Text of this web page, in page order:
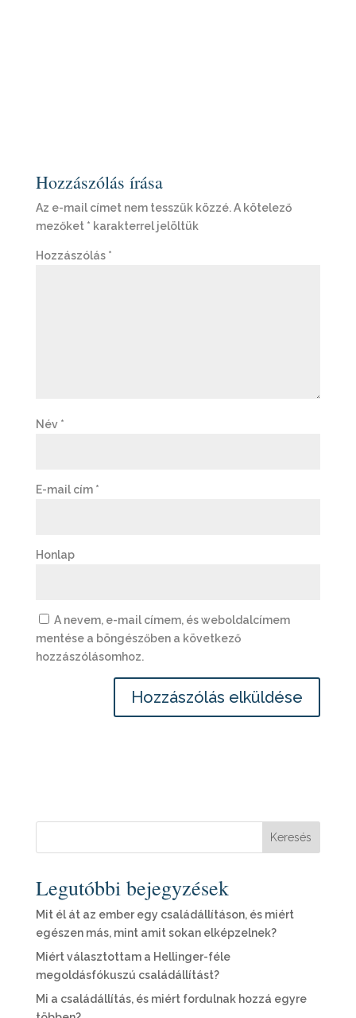
Hozzászólás írása
Az e-mail címet nem tesszük közzé. A kötelező
mezőket * karakterrel jelöltük
Hozzászólás *
Név *
E-mail cím *
Honlap
A nevem, e-mail címem, és weboldalcímem
mentése a böngészőben a következő
hozzászólásomhoz.
Keresés
Legutóbbi bejegyzések
Mit él át az ember egy családállításon, és miért
egészen más, mint amit sokan elképzelnek?
Miért választottam a Hellinger-féle
megoldásfókuszú családállítást?
Mi a családállítás, és miért fordulnak hozzá egyre